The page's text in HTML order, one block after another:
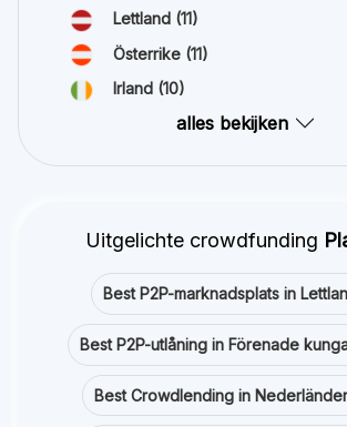
Lettland (11)
Österrike (11)
Irland (10)
alles bekijken
Uitgelichte crowdfunding
Best P2P-marknadsplats in
Best P2P-utlåning in Förenade
Best Crowdlending in